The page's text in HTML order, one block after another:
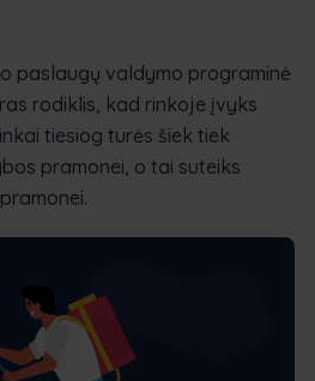
paslaugų valdymo programinė
rodiklis, kad rinkoje įvyks
tiesiog turės šiek tiek
pramonei, o tai suteiks